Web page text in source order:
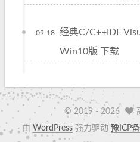
经典C/C++IDE
Win10版 下载
09-18
© 2019 - 2026
由 WordPress 强力驱动 豫ICP